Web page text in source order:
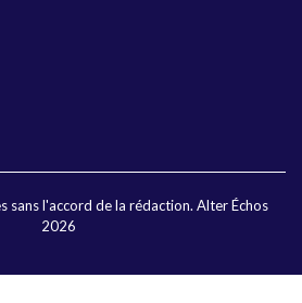
sans l'accord de la rédaction. Alter Échos
2026